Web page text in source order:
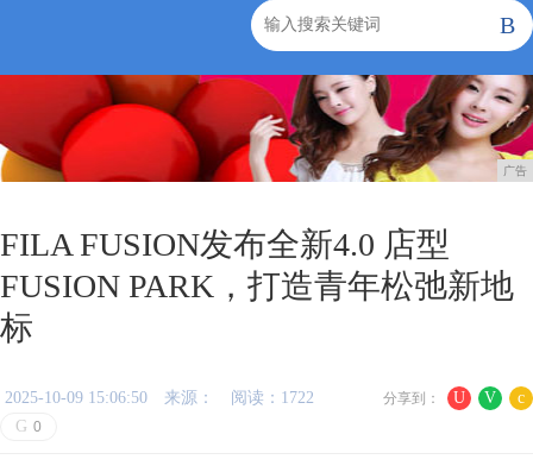
B
广告
FILA FUSION发布全新4.0 店型
FUSION PARK，打造青年松弛新地
标
U V c
分享到：
2025-10-09 15:06:50 来源：
阅读：1722
G 0